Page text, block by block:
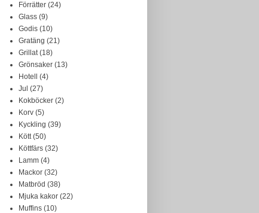
Förrätter (24)
Glass (9)
Godis (10)
Gratäng (21)
Grillat (18)
Grönsaker (13)
Hotell
(4)
Jul (27)
Kokböcker (2)
Korv (5)
Kyckling (39)
Kött (50)
Köttfärs (32)
Lamm (4)
Mackor (32)
Matbröd (38)
Mjuka kakor (22)
Muffins (10)